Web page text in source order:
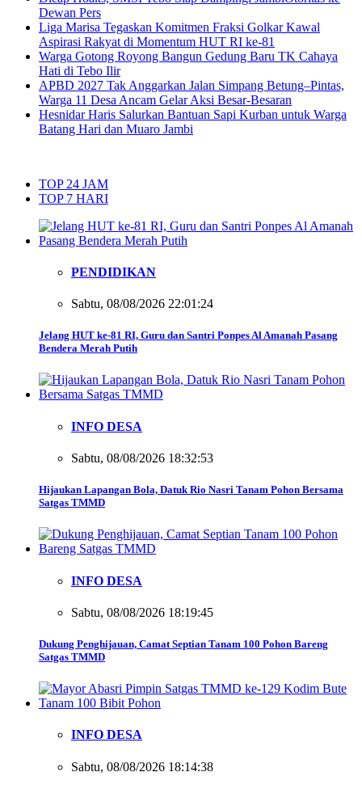
Dewan Pers
Liga Marisa Tegaskan Komitmen Fraksi Golkar Kawal
Aspirasi Rakyat di Momentum HUT RI ke-81
Warga Gotong Royong Bangun Gedung Baru TK Cahaya
Hati di Tebo Ilir
APBD 2027 Tak Anggarkan Jalan Simpang Betung–Pintas,
Warga 11 Desa Ancam Gelar Aksi Besar-Besaran
Hesnidar Haris Salurkan Bantuan Sapi Kurban untuk Warga
Batang Hari dan Muaro Jambi
TOP 24 JAM
TOP 7 HARI
PENDIDIKAN
Sabtu, 08/08/2026 22:01:24
Jelang HUT ke-81 RI, Guru dan Santri Ponpes Al Amanah Pasang
Bendera Merah Putih
INFO DESA
Sabtu, 08/08/2026 18:32:53
Hijaukan Lapangan Bola, Datuk Rio Nasri Tanam Pohon Bersama
Satgas TMMD
INFO DESA
Sabtu, 08/08/2026 18:19:45
Dukung Penghijauan, Camat Septian Tanam 100 Pohon Bareng
Satgas TMMD
INFO DESA
Sabtu, 08/08/2026 18:14:38